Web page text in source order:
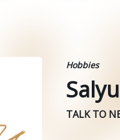
Hobbies
TALK TO